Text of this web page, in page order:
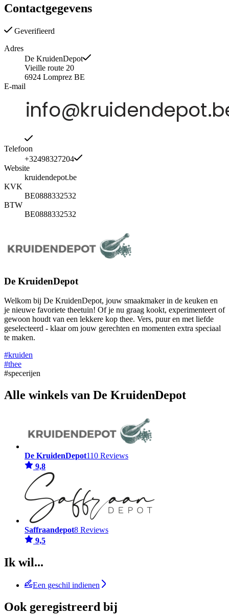
Contactgegevens
Geverifieerd
Adres
De KruidenDepot
Vieille route 20
6924 Lomprez BE
E-mail
Telefoon
+32498327204
Website
kruidendepot.be
KVK
BE0888332532
BTW
BE0888332532
De KruidenDepot
Welkom bij De KruidenDepot, jouw smaakmaker in de keuken en
je nieuwe favoriete theetuin! Of je nu graag kookt, experimenteert of
gewoon houdt van een lekkere kop thee. Vers, puur en met liefde
geselecteerd - klaar om jouw gerechten en momenten extra speciaal
te maken.
#kruiden
#thee
#specerijen
Alle winkels van De KruidenDepot
De KruidenDepot110 Reviews
9,8
Saffraandepot8 Reviews
9,5
Ik wil...
Een geschil indienen
Ook geregistreerd bij